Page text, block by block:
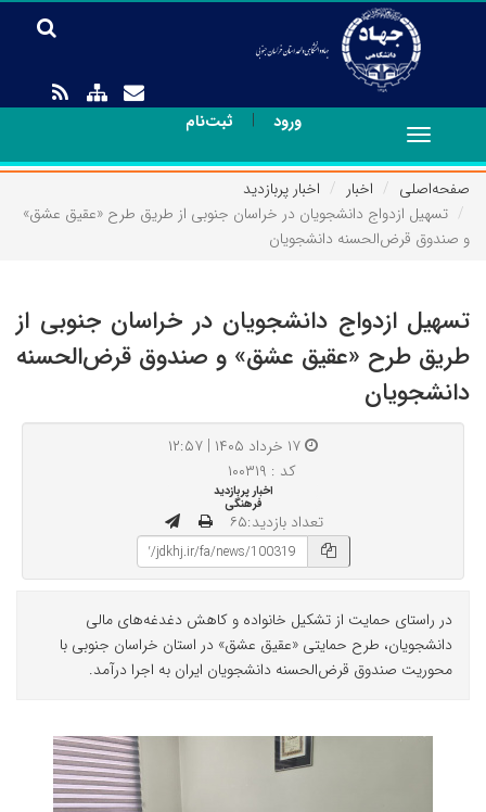
ورود | ثبت‌نام
Toggle
navigation
صفحه‌اصلی
اخبار
اخبار پربازدید
تسهیل ازدواج دانشجویان در خراسان جنوبی از طریق طرح «عقیق عشق»
و صندوق قرض‌الحسنه دانشجویان
تسهیل ازدواج دانشجویان در خراسان جنوبی از
طریق طرح «عقیق عشق» و صندوق قرض‌الحسنه
دانشجویان
کد : ۱۰۰۳۱۹
اخبار پربازدید
فرهنگی
تعداد بازدید:۶۵
در راستای حمایت از تشکیل خانواده و کاهش دغدغه‌های مالی
دانشجویان، طرح حمایتی «عقیق عشق» در استان خراسان جنوبی با
محوریت صندوق قرض‌الحسنه دانشجویان ایران به اجرا درآمد.